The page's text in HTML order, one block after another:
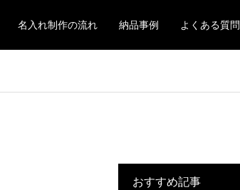
名入れ制作の流れ 納品事例 よくある質問
おすすめ記事